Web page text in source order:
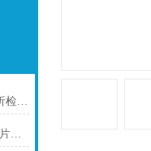
池田屋原装DKK-TOA浓度分析检测仪FBM-100A产品介绍技术参
池田屋新品VALCO MS系列三片式全端口螺纹球阀SPC-VAMS25C正式发布